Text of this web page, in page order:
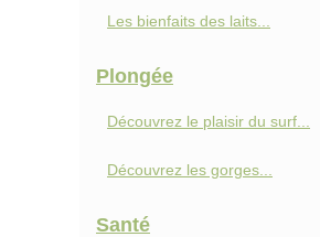
Les bienfaits des laits...
Plongée
Découvrez le plaisir du surf...
Découvrez les gorges...
Santé